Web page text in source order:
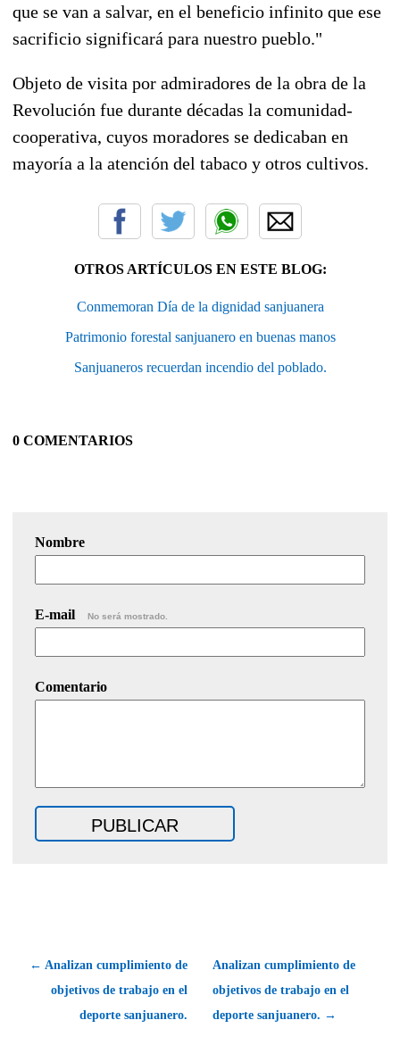
que se van a salvar, en el beneficio infinito que ese
sacrificio significará para nuestro pueblo."
Objeto de visita por admiradores de la obra de la
Revolución fue durante décadas la comunidad-
cooperativa, cuyos moradores se dedicaban en
mayoría a la atención del tabaco y otros cultivos.
OTROS ARTÍCULOS EN ESTE BLOG:
Conmemoran Día de la dignidad sanjuanera
Patrimonio forestal sanjuanero en buenas manos
Sanjuaneros recuerdan incendio del poblado.
0 COMENTARIOS
Nombre
E-mail No será mostrado.
Comentario
← Analizan cumplimiento de
objetivos de trabajo en el
deporte sanjuanero.
Analizan cumplimiento de
objetivos de trabajo en el
deporte sanjuanero. →